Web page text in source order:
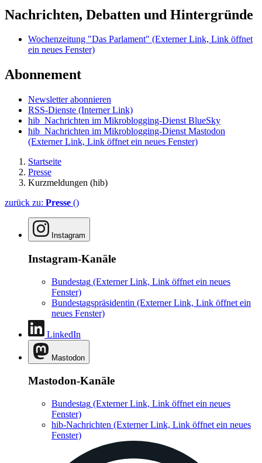
Nachrichten, Debatten und Hintergründe
Wochenzeitung "Das Parlament" (Externer Link, Link öffnet
ein neues Fenster)
Abonnement
Newsletter abonnieren
RSS-Dienste (Interner Link)
hib_Nachrichten im Mikroblogging-Dienst BlueSky
hib_Nachrichten im Mikroblogging-Dienst Mastodon
(Externer Link, Link öffnet ein neues Fenster)
Startseite
Presse
Kurzmeldungen (hib)
zurück zu: Presse ()
Instagram
Instagram-Kanäle
Bundestag (Externer Link, Link öffnet ein neues
Fenster)
Bundestagspräsidentin (Externer Link, Link öffnet ein
neues Fenster)
LinkedIn
Mastodon
Mastodon-Kanäle
Bundestag (Externer Link, Link öffnet ein neues
Fenster)
hib-Nachrichten (Externer Link, Link öffnet ein neues
Fenster)